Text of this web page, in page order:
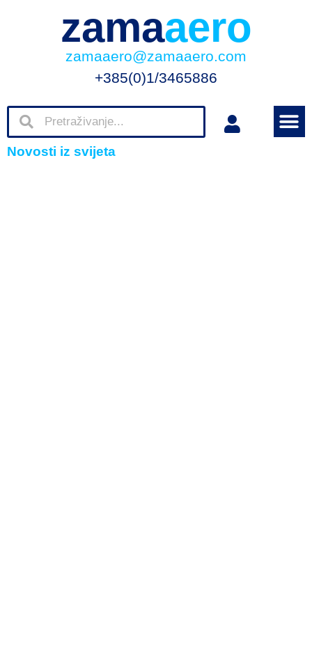
zamaaero
zamaaero@zamaaero.com
+385(0)1/3465886
Novosti iz svijeta